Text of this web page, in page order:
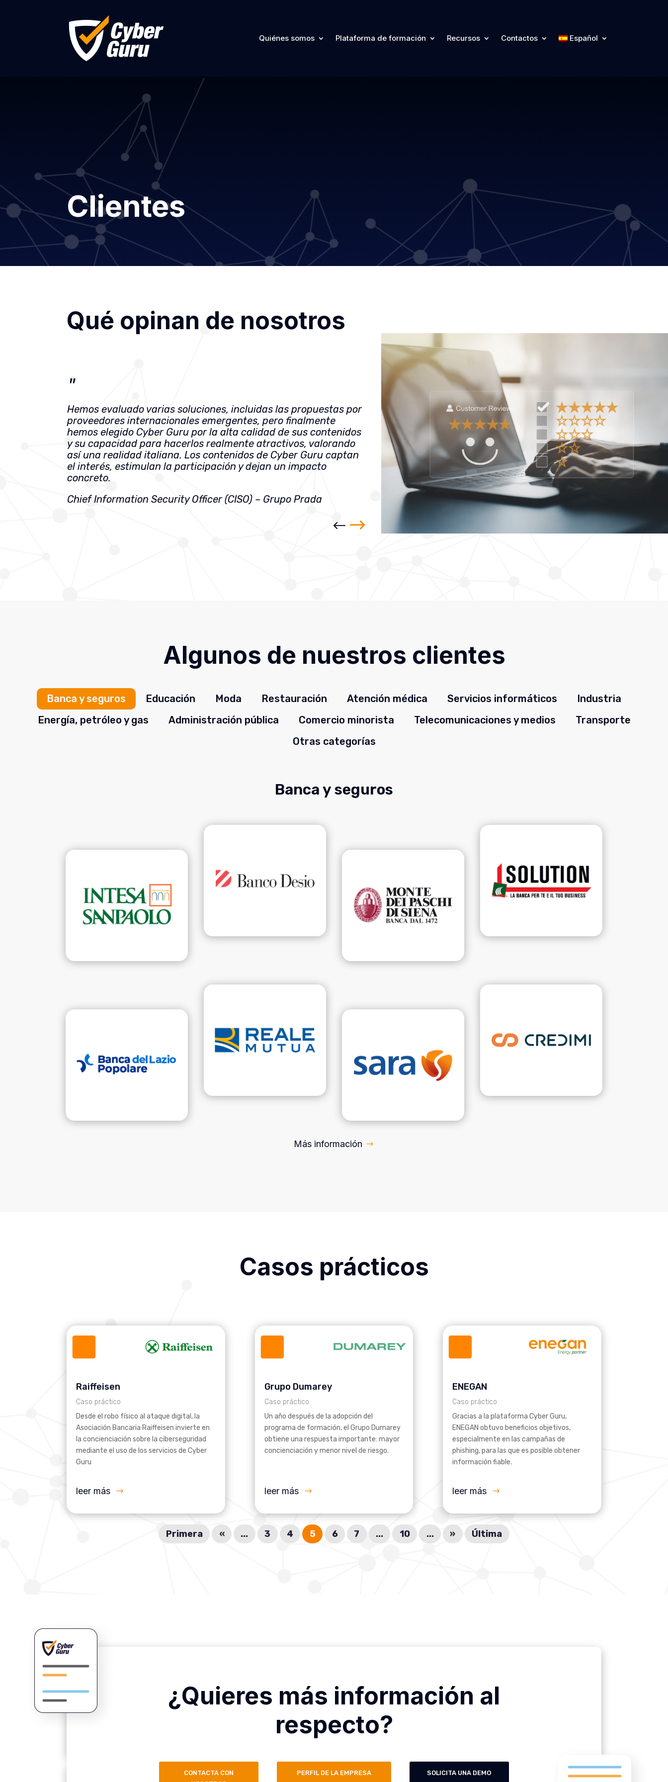
Quiénes somos Plataforma de formación Recursos Contactos Español
Clientes
Qué opinan de nosotros
"
Hemos evaluado varias soluciones, incluidas las propuestas por
proveedores internacionales emergentes, pero finalmente
hemos elegido Cyber Guru por la alta calidad de sus contenidos
y su capacidad para hacerlos realmente atractivos, valorando
así una realidad italiana. Los contenidos de Cyber Guru captan
el interés, estimulan la participación y dejan un impacto
concreto.
Chief Information Security Officer (CISO) – Grupo Prada
Algunos de nuestros clientes
Banca y seguros Educación Moda Restauración Atención médica Servicios informáticos
Industria
Energía, petróleo y gas
Administración pública Comercio minorista Telecomunicaciones y medios
Transporte
Otras categorías
Banca y seguros
Más información
Casos prácticos
Raiffeisen
Caso práctico
Desde el robo físico al ataque digital, la
Asociación Bancaria Raiffeisen invierte en
la concienciación sobre la ciberseguridad
mediante el uso de los servicios de Cyber
Guru
leer más
Grupo Dumarey
Caso práctico
Un año después de la adopción del
programa de formación, el Grupo Dumarey
obtiene una respuesta importante: mayor
concienciación y menor nivel de riesgo.
leer más
ENEGAN
Caso práctico
Gracias a la plataforma Cyber Guru,
ENEGAN obtuvo beneficios objetivos,
especialmente en las campañas de
phishing, para las que es posible obtener
información fiable.
leer más
Primera « ... 3 4 5 6 7 ... 10 ... » Última
¿Quieres más información al
respecto?
CONTACTA CON
PERFIL DE LA EMPRESA SOLICITA UNA DEMO